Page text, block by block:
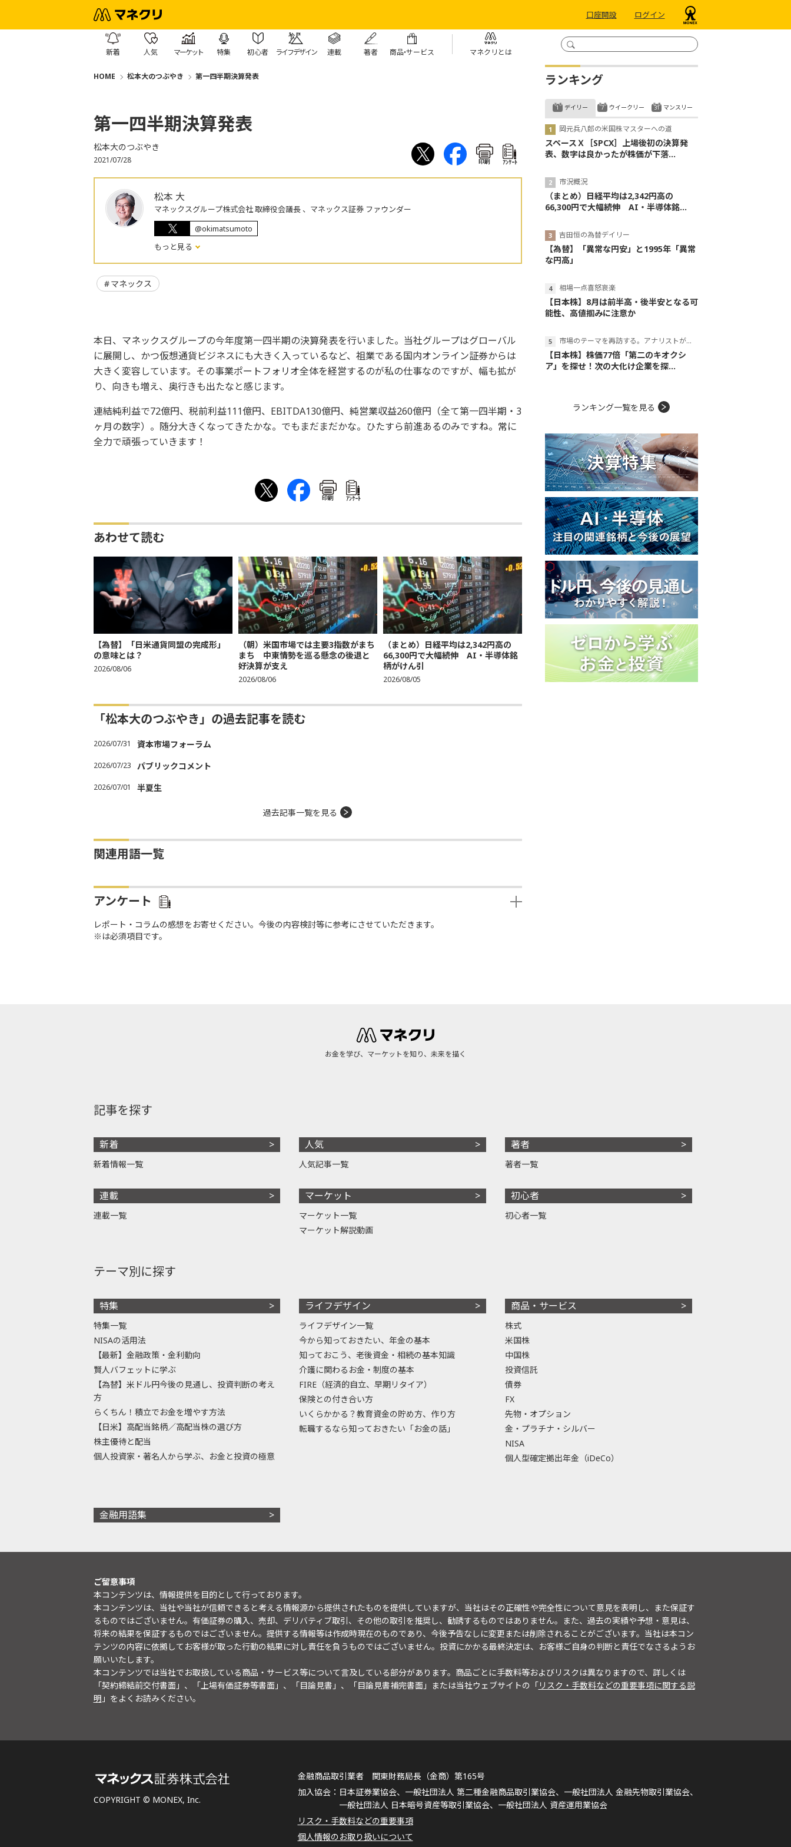
口座開設 ログイン
新着 人気 マーケット 特集 初心者 ライフデザイン 連載 著者 商品・サービス マネクリとは
HOME 松本大のつぶやき 第一四半期決算発表
第一四半期決算発表
松本大のつぶやき
2021/07/28 印刷 ｱﾝｹｰﾄ
松本 大
マネックスグループ株式会社 取締役会議長 、マネックス証券 ファウンダー
@okimatsumoto
もっと見る
マネックス
本日、マネックスグループの今年度第一四半期の決算発表を行いました。当社グループはグローバル
に展開し、かつ仮想通貨ビジネスにも大きく入っているなど、祖業である国内オンライン証券からは
大きく変容しています。その事業ポートフォリオ全体を経営するのが私の仕事なのですが、幅も拡が
り、向きも増え、奥行きも出たなと感じます。
連結純利益で72億円、税前利益111億円、EBITDA130億円、純営業収益260億円（全て第一四半期・3
ヶ月の数字）。随分大きくなってきたかな。でもまだまだかな。ひたすら前進あるのみですね。常に
全力で頑張っていきます！
印刷 ｱﾝｹｰﾄ
あわせて読む
【為替】「日米通貨同盟の完成形」
の意味とは？
2026/08/06
（朝）米国市場では主要3指数がまち
まち 中東情勢を巡る懸念の後退と
好決算が支え
2026/08/06
（まとめ）日経平均は2,342円高の
66,300円で大幅続伸 AI・半導体銘
柄がけん引
2026/08/05
「松本大のつぶやき」の過去記事を読む
2026/07/31 資本市場フォーラム
2026/07/23 パブリックコメント
2026/07/01 半夏生
過去記事一覧を見る
関連用語一覧
アンケート
レポート・コラムの感想をお寄せください。今後の内容検討等に参考にさせていただきます。
※は必須項目です。
ランキング
デイリー
岡元兵八郎の米国株マスターへの道
スペースＸ［SPCX］上場後初の決算発
表、数字は良かったが株価が下落...
市況概況
（まとめ）日経平均は2,342円高の
66,300円で大幅続伸 AI・半導体銘...
吉田恒の為替デイリー
【為替】「異常な円安」と1995年「異常
な円高」
相場一点喜怒哀楽
【日本株】8月は前半高・後半安となる可
能性、高値掴みに注意か
市場のテーマを再訪する。アナリストが読み解くテーマの本質
【日本株】株価77倍「第二のキオクシ
ア」を探せ！次の大化け企業を探...
ウイークリー マンスリー
ランキング一覧を見る
お金を学び、マーケットを知り、未来を描く
記事を探す
新着
新着情報一覧
連載
連載一覧
人気
人気記事一覧
マーケット
マーケット一覧
マーケット解説動画
著者
著者一覧
初心者
初心者一覧
テーマ別に探す
特集
特集一覧
NISAの活用法
【最新】金融政策・金利動向
賢人バフェットに学ぶ
【為替】米ドル円今後の見通し、投資判断の考え
方
らくちん！積立でお金を増やす方法
【日米】高配当銘柄／高配当株の選び方
株主優待と配当
個人投資家・著名人から学ぶ、お金と投資の極意
ライフデザイン
ライフデザイン一覧
今から知っておきたい、年金の基本
知っておこう、老後資金・相続の基本知識
介護に関わるお金・制度の基本
FIRE（経済的自立、早期リタイア）
保険との付き合い方
いくらかかる？教育資金の貯め方、作り方
転職するなら知っておきたい「お金の話」
商品・サービス
株式
米国株
中国株
投資信託
債券
FX
先物・オプション
金・プラチナ・シルバー
NISA
個人型確定拠出年金（iDeCo）
金融用語集
ご留意事項
本コンテンツは、情報提供を目的として行っております。
本コンテンツは、当社や当社が信頼できると考える情報源から提供されたものを提供していますが、当社はその正確性や完全性について意見を表明し、また保証す
るものではございません。有価証券の購入、売却、デリバティブ取引、その他の取引を推奨し、勧誘するものではありません。また、過去の実績や予想・意見は、
将来の結果を保証するものではございません。提供する情報等は作成時現在のものであり、今後予告なしに変更または削除されることがございます。当社は本コン
テンツの内容に依拠してお客様が取った行動の結果に対し責任を負うものではございません。投資にかかる最終決定は、お客様ご自身の判断と責任でなさるようお
願いいたします。
本コンテンツでは当社でお取扱している商品・サービス等について言及している部分があります。商品ごとに手数料等およびリスクは異なりますので、詳しくは
「契約締結前交付書面」、「上場有価証券等書面」、「目論見書」、「目論見書補完書面」または当社ウェブサイトの「リスク・手数料などの重要事項に関する説
明 」をよくお読みください。
COPYRIGHT © MONEX, Inc.
金融商品取引業者 関東財務局長（金商）第165号
日本証券業協会、一般社団法人 第二種金融商品取引業協会、一般社団法人 金融先物取引業協会、
一般社団法人 日本暗号資産等取引業協会、一般社団法人 資産運用業協会
リスク・手数料などの重要事項
個人情報のお取り扱いについて